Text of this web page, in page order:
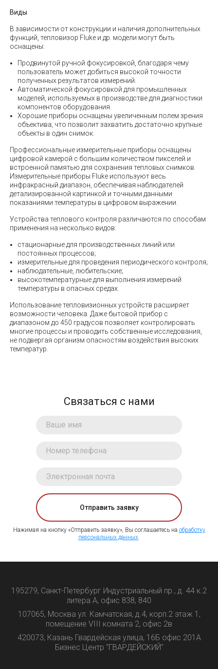
Виды
В зависимости от конструкции и наличия дополнительных
функций, тепловизор Fluke и др. модели могут быть
оснащены:
Продвинутой ручной фокусировкой, благодаря чему
пользователь может добиться высокой точности
полученных результатов измерений.
Автоматической фокусировкой для промышленных
моделей, используемых в производстве для диагностики
компонентов оборудования.
Хорошие приборы оснащены увеличенным полем зрения
объектива, что позволит захватить достаточно крупные
объекты в один снимок.
Профессиональные измерительные приборы оснащены
цифровой камерой с большим количеством пикселей и
встроенной памятью для сохранения тепловых снимков.
Измерительные приборы Fluke используют весь
инфракрасный диапазон, обеспечивая наблюдателей
детализированной картинкой и точными данными
показаниями температуры в цифровом выражении.
Устройства теплового контроля различаются по способам
применения на несколько видов:
стационарные для производственных линий или
постоянных процессов;
измерительные для проведения периодического контроля;
наблюдательные, любительские;
высокотемпературные для выполнения измерений
температуры в опасных средах.
Использование тепловизионных устройств расширяет
возможности человека. Даже бытовой прибор с
диапазоном до 450 градусов позволяет контролировать
многие процессы и проводить собственные исследования,
не подвергая организм опасностям воздействия высоких
температур.
Связаться с нами
Отправить заявку
Нажимая на кнопку «Отправить заявку», Вы соглашаетесь на обработку
персональных данных.
195279, Санкт-Петербург Индустриальный пр., д. 44 к.2
литера А, офис 838, 840
107065, Москва ул. Камчатская, д.4, корп.2 этаж 1,
помещение VIII комната 2, офис 2в
420073, Казань Гвардейская улица, 16Б офис 201А
Бизнес Центр "ГВАРДЕЙСКИЙ"